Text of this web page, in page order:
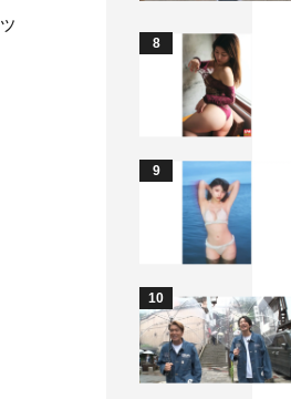
8
9
10